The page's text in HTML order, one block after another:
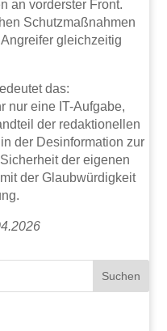
an vorderster Front.
Schutzmaßnahmen
gleichzeitig
das:
nur eine IT-Aufgabe,
der redaktionellen
der Desinformation zur
der eigenen
der Glaubwürdigkeit